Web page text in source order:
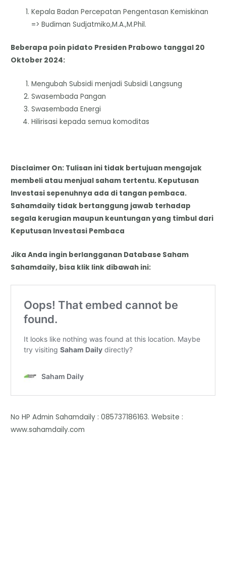
Kepala Badan Percepatan Pengentasan Kemiskinan
=> Budiman Sudjatmiko,M.A.,M.Phil.
Beberapa poin pidato Presiden Prabowo tanggal 20
Oktober 2024:
Mengubah Subsidi menjadi Subsidi Langsung
Swasembada Pangan
Swasembada Energi
Hilirisasi kepada semua komoditas
Disclaimer On: Tulisan ini tidak bertujuan mengajak
membeli atau menjual saham tertentu. Keputusan
Investasi sepenuhnya ada di tangan pembaca.
Sahamdaily tidak bertanggung jawab terhadap
segala kerugian maupun keuntungan yang timbul dari
Keputusan Investasi Pembaca
Jika Anda ingin berlangganan Database Saham
Sahamdaily, bisa klik link dibawah ini:
No HP Admin Sahamdaily : 085737186163. Website :
www.sahamdaily.com